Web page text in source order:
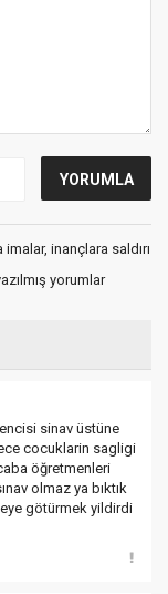
inançlara saldırı
yorumlar
sinav üstüne
cocuklarin sagligi
öğretmenleri
olmaz ya bıktık
götürmek yildirdi